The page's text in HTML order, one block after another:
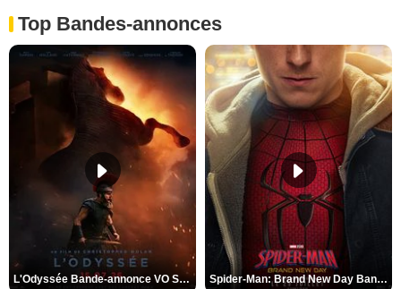
Top Bandes-annonces
L'Odyssée Bande-annonce VO STFR Spider-Man: Brand New Day Bande-annonce VO STFR